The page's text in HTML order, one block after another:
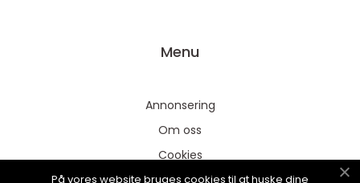
Menu
Annonsering
Om oss
Cookies
Kontakta oss
På vores website bruges cookies til at huske dine